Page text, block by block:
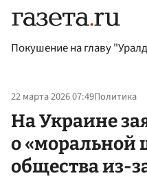
Покушение на главу
22 марта 2026 07:49Политика
На Украине
о «моральной
общества из-